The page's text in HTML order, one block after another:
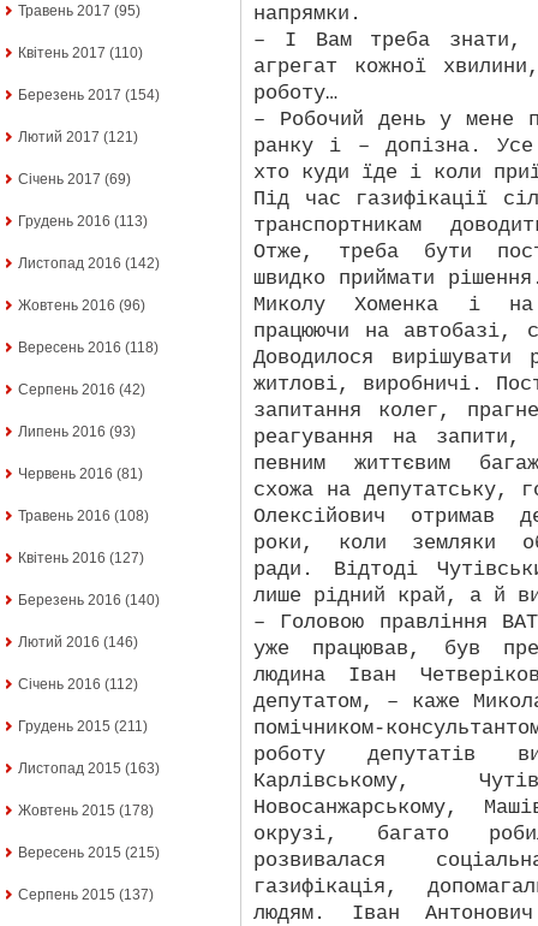
Травень 2017 (95)
Квітень 2017 (110)
Березень 2017 (154)
Лютий 2017 (121)
Січень 2017 (69)
Грудень 2016 (113)
Листопад 2016 (142)
Жовтень 2016 (96)
Вересень 2016 (118)
Серпень 2016 (42)
Липень 2016 (93)
Червень 2016 (81)
Травень 2016 (108)
Квітень 2016 (127)
Березень 2016 (140)
Лютий 2016 (146)
Січень 2016 (112)
Грудень 2015 (211)
Листопад 2015 (163)
Жовтень 2015 (178)
Вересень 2015 (215)
Серпень 2015 (137)
напрямки.
– І Вам треба знати,
агрегат кожної
роботу…
– Робочий день у мене
ранку і – допізна. Усе
хто куди їде і коли
Під час газифікації
транспортникам
Отже, треба бути
швидко приймати
Миколу Хоменка і
працюючи на автобазі,
Доводилося
житлові, виробничі.
запитання колег,
реагування на
певним життєвим
схожа на депутатську,
Олексійович отримав
роки, коли земляки
ради. Відтоді
лише рідний край, а й
– Головою правління
уже працював, був
людина Іван
депутатом, – каже
помічником-
роботу депутатів
Карлівському,
Новосанжарському,
окрузі, багато
розвивалася
газифікація,
людям. Іван Антонович